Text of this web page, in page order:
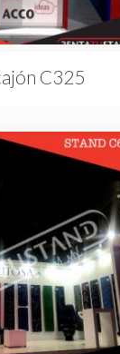
C325